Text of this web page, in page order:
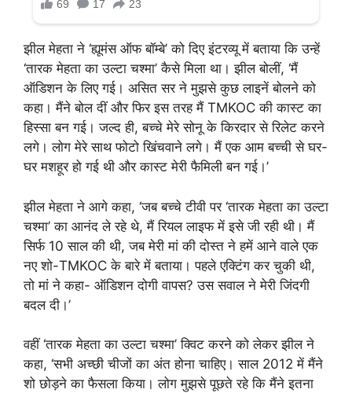
झील मेहता ने ‘ह्यूमंस ऑफ बॉम्बे’ को दिए इंटरव्यू में बताया कि उन्हें
‘तारक मेहता का उल्टा चश्मा’ कैसे मिला था। झील बोलीं, ‘मैं
ऑडिशन के लिए गई। असित सर ने मुझसे कुछ लाइनें बोलने को
कहा। मैंने बोल दीं और फिर इस तरह मैं TMKOC की कास्ट का
हिस्सा बन गई। जल्द ही, बच्चे मेरे सोनू के किरदार से रिलेट करने
लगे। लोग मेरे साथ फोटो खिंचवाने लगे। मैं एक आम बच्ची से घर-
घर मशहूर हो गई थी और कास्ट मेरी फैमिली बन गई।’
झील मेहता ने आगे कहा, ‘जब बच्चे टीवी पर ‘तारक मेहता का उल्टा
चश्मा’ का आनंद ले रहे थे, मैं रियल लाइफ में इसे जी रही थी। मैं
सिर्फ 10 साल की थी, जब मेरी मां की दोस्त ने हमें आने वाले एक
नए शो-TMKOC के बारे में बताया। पहले एक्टिंग कर चुकी थी,
तो मां ने कहा- ऑडिशन दोगी वापस? उस सवाल ने मेरी जिंदगी
बदल दी।’
वहीं ‘तारक मेहता का उल्टा चश्मा’ क्विट करने को लेकर झील ने
कहा, ‘सभी अच्छी चीजों का अंत होना चाहिए। साल 2012 में मैंने
शो छोड़ने का फैसला किया। लोग मुझसे पूछते रहे कि मैंने इतना